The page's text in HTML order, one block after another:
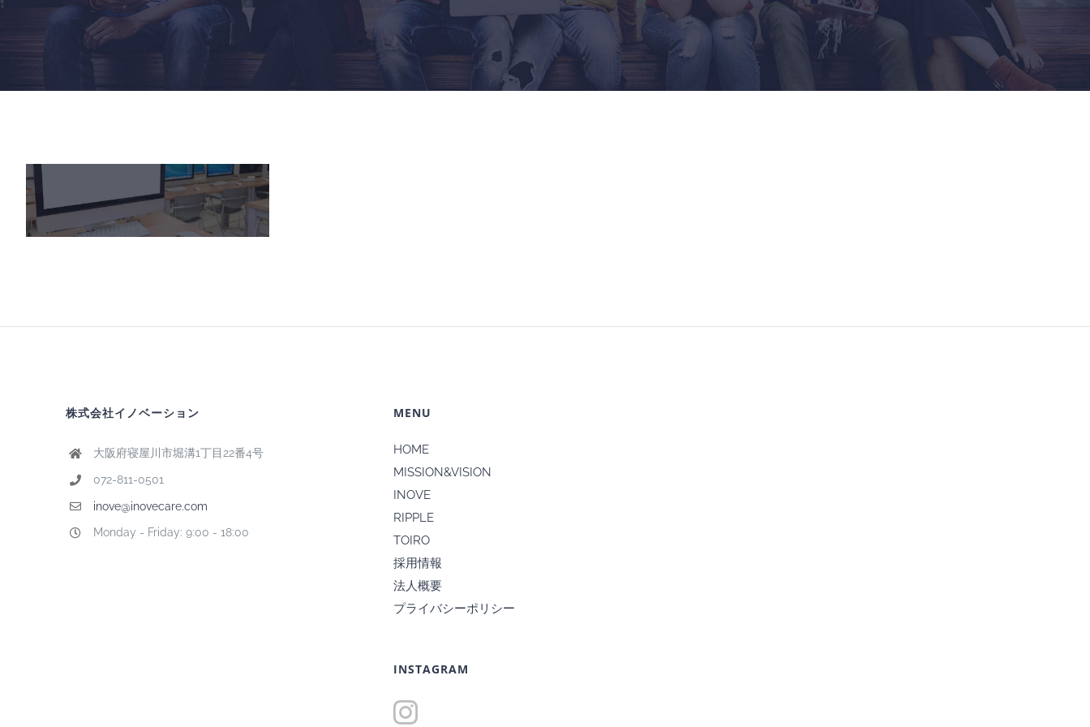
株式会社イノベーション
大阪府寝屋川市堀溝1丁目22番4号
072-811-0501
inove@inovecare.com
Monday - Friday: 9:00 - 18:00
MENU
HOME
MISSION&VISION
INOVE
RIPPLE
TOIRO
採用情報
法人概要
プライバシーポリシー
INSTAGRAM